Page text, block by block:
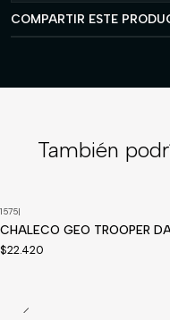
COMPARTIR ESTE
También
1575|
CHALECO GEO TROOPER
$22.420